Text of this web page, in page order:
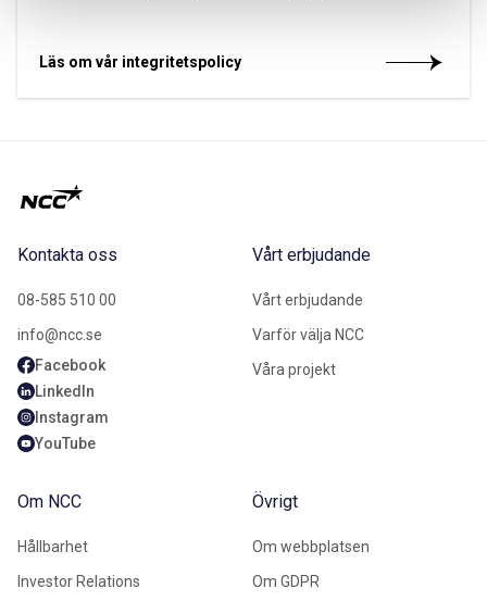
Läs om vår integritetspolicy
Kontakta oss
08-585 510 00
info@ncc.se
Facebook
LinkedIn
Instagram
YouTube
Vårt erbjudande
Vårt erbjudande
Varför välja NCC
Våra projekt
Om NCC
Hållbarhet
Investor Relations
Övrigt
Om webbplatsen
Om GDPR